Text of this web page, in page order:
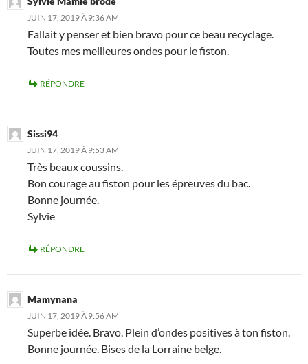
JUIN 17, 2019 À 9:36 AM
Fallait y penser et bien bravo pour ce beau recyclage.
Toutes mes meilleures ondes pour le fiston.
RÉPONDRE
Sissi94
JUIN 17, 2019 À 9:53 AM
Très beaux coussins.
Bon courage au fiston pour les épreuves du bac.
Bonne journée.
Sylvie
RÉPONDRE
Mamynana
JUIN 17, 2019 À 9:56 AM
Superbe idée. Bravo. Plein d’ondes positives à ton fiston.
Bonne journée. Bises de la Lorraine belge.